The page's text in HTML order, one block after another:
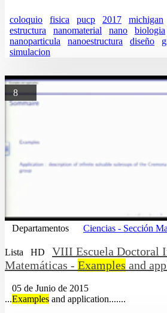
coloquio fisica pucp 2017 michigan
estructura
nanomaterial nano biologia
nanoparticula
nanoestructura diseño
simulacion
8
Departamentos Ciencias - Sección
Lista HD
VIII Escuela Doctoral
Matemáticas - Examples and
05 de Junio de 2015
...Examples and application.......